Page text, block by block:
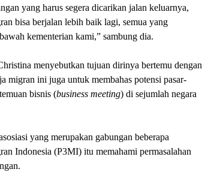
yang harus segera dicarikan jalan keluarnya,
bisa berjalan lebih baik lagi, semua yang
kementerian kami,” sambung dia.
menyebutkan tujuan dirinya bertemu dengan
migran ini juga untuk membahas potensi pasar-
bisnis (business meeting) di sejumlah negara
yang merupakan gabungan beberapa
Indonesia (P3MI) itu memahami permasalahan